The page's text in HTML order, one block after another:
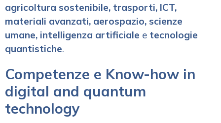
agricoltura sostenibile, trasporti, ICT,
materiali avanzati, aerospazio, scienze
umane, intelligenza artificiale e tecnologie
quantistiche.
Competenze e Know-how in
digital and quantum
technology